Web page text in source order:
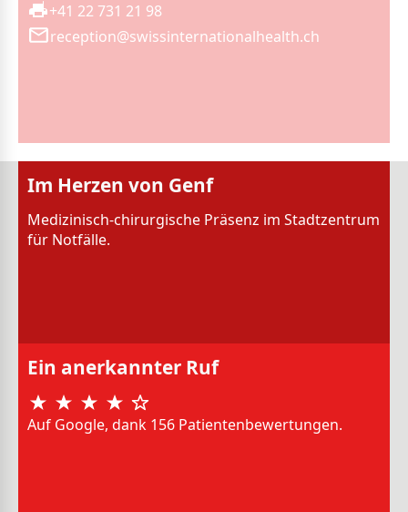
+41 22 731 21 98
reception@swissinternationalhealth.ch
Im Herzen von Genf
Medizinisch-chirurgische Präsenz im Stadtzentrum
für Notfälle.
Ein anerkannter Ruf
Auf Google, dank 156 Patientenbewertungen.